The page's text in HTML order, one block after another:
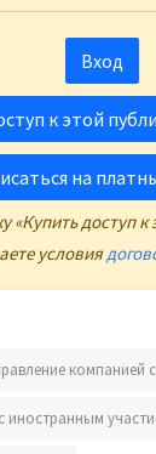
Вход
к этой
на
«Купить доступ
условия
компанией
иностранным